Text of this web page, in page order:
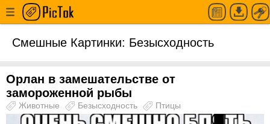
Смешные Картинки: Безысходность
Орлан в замешательстве от
замороженной рыбы
Животные Безысходность Птицы